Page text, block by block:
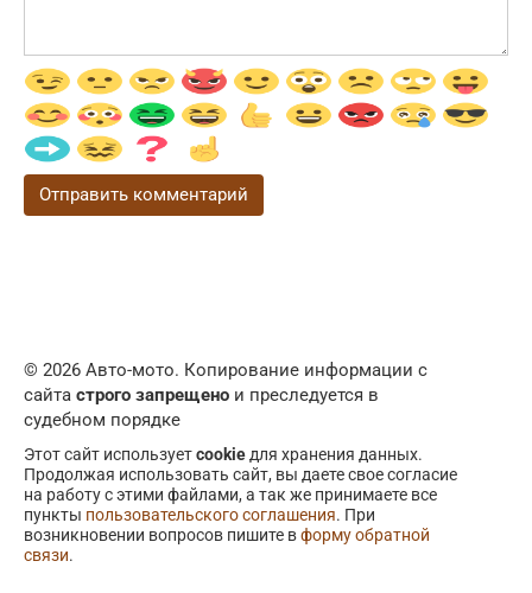
© 2026 Авто-мото. Копирование информации с
сайта строго запрещено и преследуется в
судебном порядке
Этот сайт используетcookie для хранения данных.
Продолжая использовать сайт, вы даете свое согласие
на работу с этими файлами, а так же принимаете все
пункты пользовательского соглашения. При
возникновении вопросов пишите вформу обратной
связи.